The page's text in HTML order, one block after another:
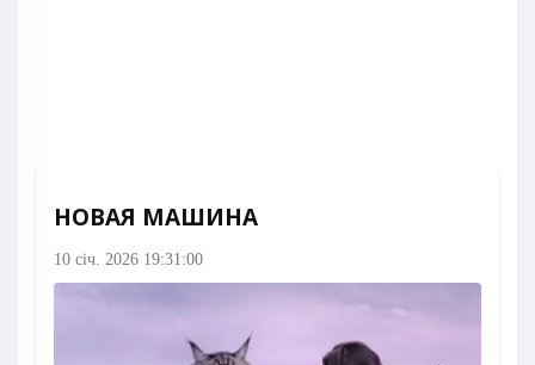
НОВАЯ МАШИНА
10 січ. 2026 19:31:00